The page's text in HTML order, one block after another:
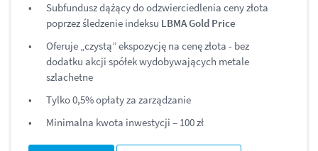
Subfundusz dążący do odzwierciedlenia ceny złota
poprzez śledzenie indeksu LBMA Gold Price
Oferuje „czystą” ekspozycję na cenę złota - bez
dodatku akcji spółek wydobywających metale
szlachetne
Tylko 0,5% opłaty za zarządzanie
Minimalna kwota inwestycji – 100 zł